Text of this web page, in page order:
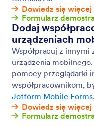
Let your
Eliminate back-and-
assigning forms to
gather and manage
— even offline with